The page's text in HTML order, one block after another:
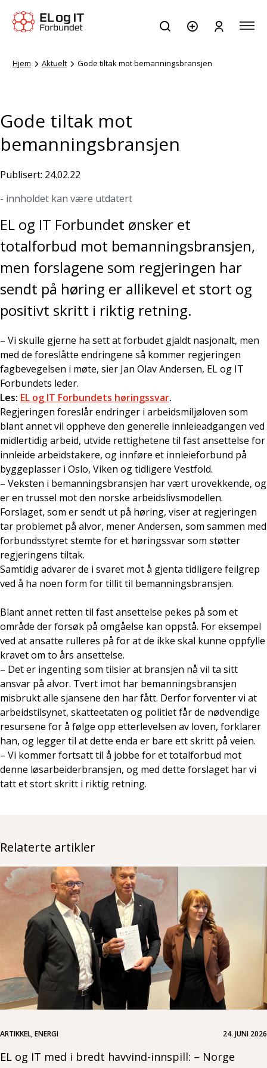
Hjem Aktuelt Gode tiltak mot bemanningsbransjen
Gode tiltak mot
bemanningsbransjen
Publisert: 24.02.22
- innholdet kan være utdatert
EL og IT Forbundet ønsker et
totalforbud mot bemanningsbransjen,
men forslagene som regjeringen har
sendt på høring er allikevel et stort og
positivt skritt i riktig retning.
– Vi skulle gjerne ha sett at forbudet gjaldt nasjonalt, men
med de foreslåtte endringene så kommer regjeringen
fagbevegelsen i møte, sier Jan Olav Andersen, EL og IT
Forbundets leder.
Les: EL og IT Forbundets høringssvar.
Regjeringen foreslår endringer i arbeidsmiljøloven som
blant annet vil oppheve den generelle innleieadgangen ved
midlertidig arbeid, utvide rettighetene til fast ansettelse for
innleide arbeidstakere, og innføre et innleieforbund på
byggeplasser i Oslo, Viken og tidligere Vestfold.
– Veksten i bemanningsbransjen har vært urovekkende, og
er en trussel mot den norske arbeidslivsmodellen.
Forslaget, som er sendt ut på høring, viser at regjeringen
tar problemet på alvor, mener Andersen, som sammen med
forbundsstyret stemte for et høringssvar som støtter
regjeringens tiltak.
Samtidig advarer de i svaret mot å gjenta tidligere feilgrep
ved å ha noen form for tillit til bemanningsbransjen.
Blant annet retten til fast ansettelse pekes på som et
område der forsøk på omgåelse kan oppstå. For eksempel
ved at ansatte rulleres på for at de ikke skal kunne oppfylle
kravet om to års ansettelse.
– Det er ingenting som tilsier at bransjen nå vil ta sitt
ansvar på alvor. Tvert imot har bemanningsbransjen
misbrukt alle sjansene den har fått. Derfor forventer vi at
arbeidstilsynet, skatteetaten og politiet får de nødvendige
resursene for å følge opp etterlevelsen av loven, forklarer
han, og legger til at dette enda er bare ett skritt på veien.
– Vi kommer fortsatt til å jobbe for et totalforbud mot
denne løsarbeiderbransjen, og med dette forslaget har vi
tatt et stort skritt i riktig retning.
Relaterte artikler
ARTIKKEL, ENERGI 24. JUNI 2026
EL og IT med i bredt havvind-innspill: – Norge